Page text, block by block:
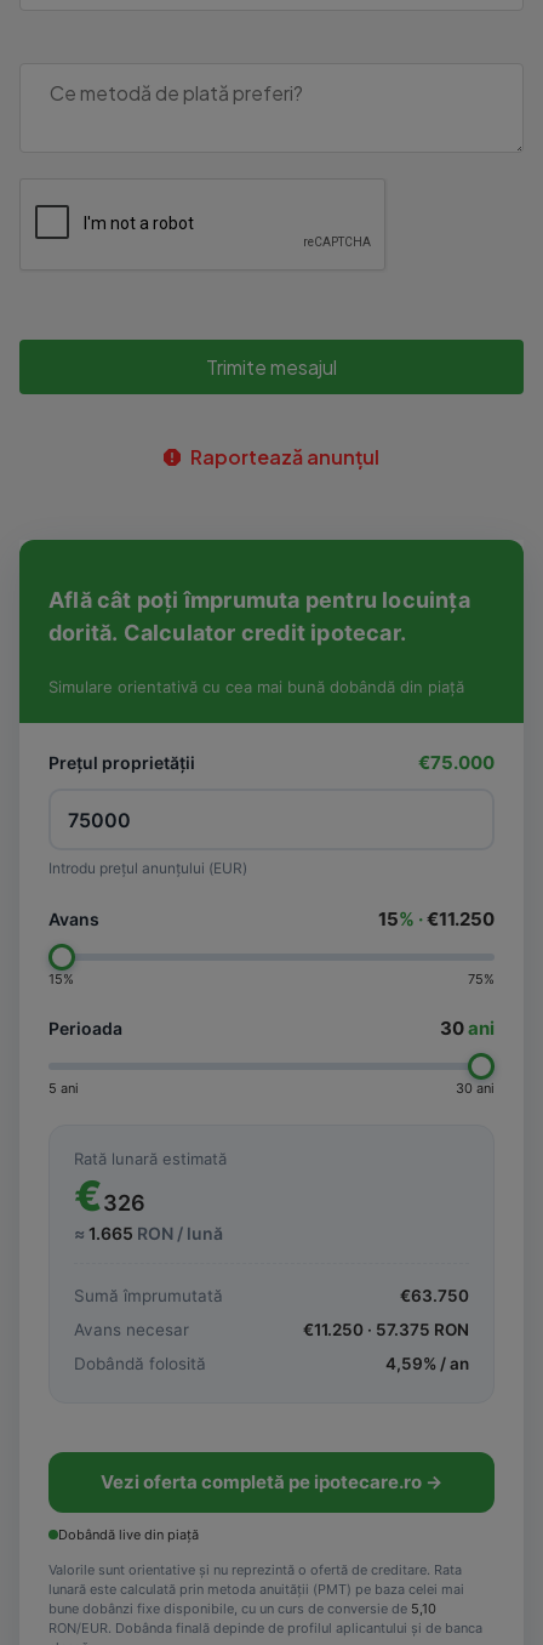
Trimite mesajul
Raportează anunțul
Află cât poți împrumuta pentru locuința
dorită. Calculator credit ipotecar.
Simulare orientativă cu cea mai bună dobândă din piață
Prețul proprietății €75.000
Introdu prețul anunțului (EUR)
Avans 15% ·€11.250
15% 75%
Perioada 30ani
5 ani 30 ani
Rată lunară estimată
€326
≈ 1.665 RON / lună
Sumă împrumutată €63.750
Avans necesar
€11.250 · 57.375 RON
Dobândă folosită
4,59% / an
Vezi oferta completă pe ipotecare.ro →
Dobândă live din piață
Valorile sunt orientative și nu reprezintă o ofertă de creditare. Rata
lunară este calculată prin metoda anuității (PMT) pe baza celei mai
bune dobânzi fixe disponibile, cu un curs de conversie de 5,10
RON/EUR. Dobânda finală depinde de profilul aplicantului și de banca